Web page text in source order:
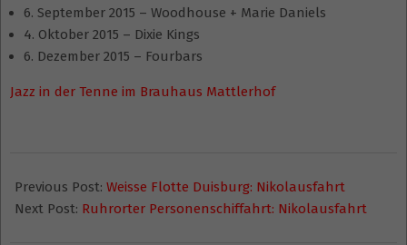
6. September 2015 – Woodhouse + Marie Daniels
4. Oktober 2015 – Dixie Kings
6. Dezember 2015 – Fourbars
Jazz in der Tenne im Brauhaus Mattlerhof
01-
04
Previous Post: Weisse Flotte Duisburg: Nikolausfahrt
Next Post: Ruhrorter Personenschiffahrt: Nikolausfahrt